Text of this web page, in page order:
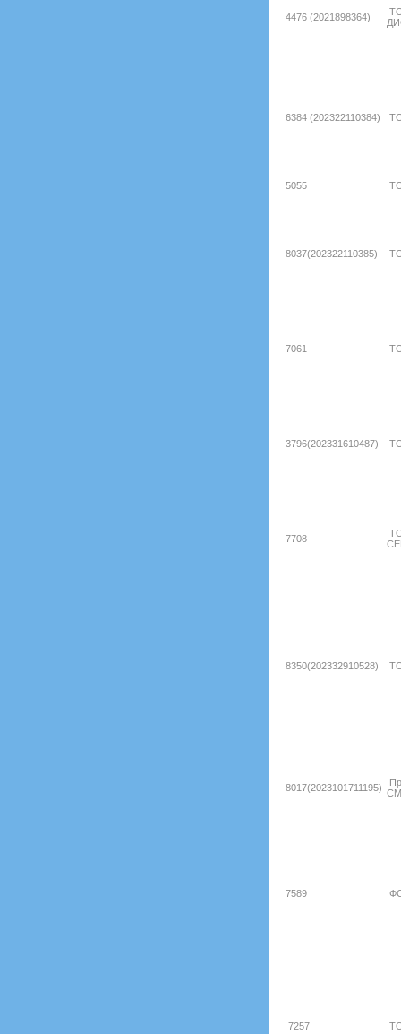
4476 (2021898364)
6384 (202322110384)
5055
8037(202322110385)
7061
3796(202331610487)
7708
8350(202332910528)
8017(2023101711195)
7589
7257